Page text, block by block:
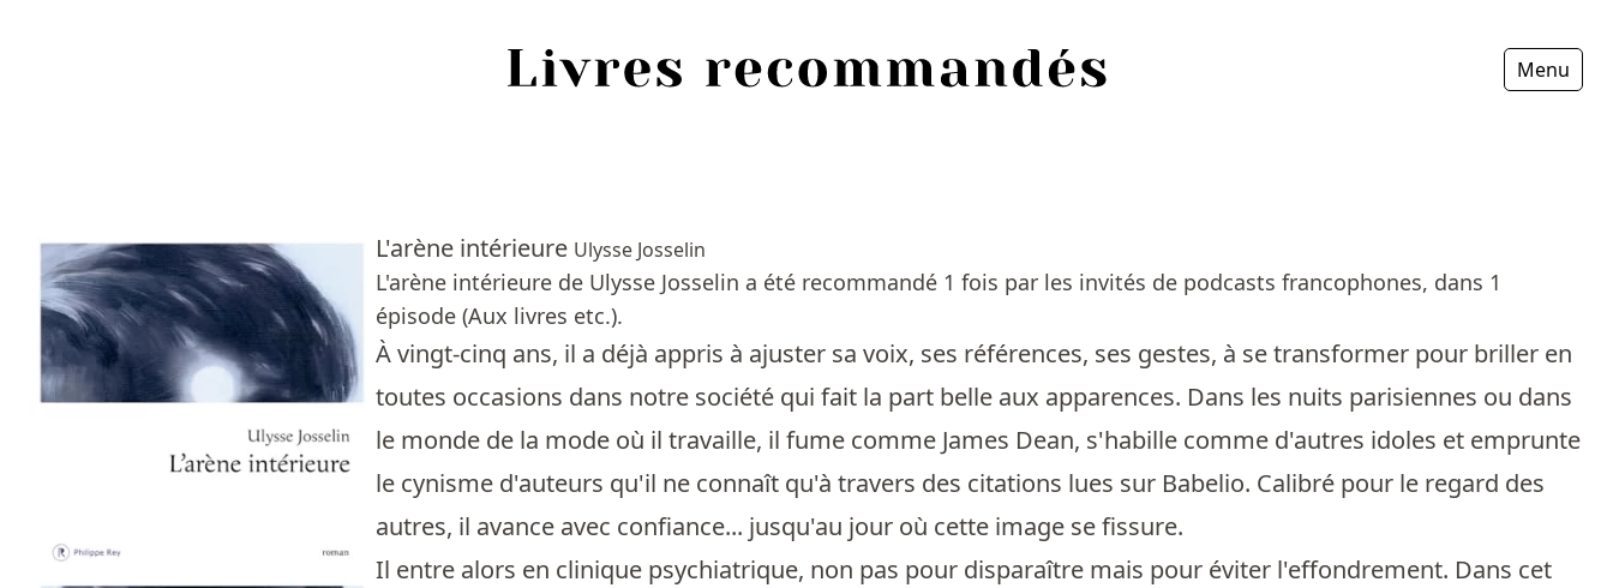
Menu
L'arène intérieure Ulysse Josselin
L'arène intérieure de Ulysse Josselin a été recommandé 1 fois par les invités de podcasts francophones, dans 1
épisode (Aux livres etc.).
À vingt-cinq ans, il a déjà appris à ajuster sa voix, ses références, ses gestes, à se transformer pour briller en
toutes occasions dans notre société qui fait la part belle aux apparences. Dans les nuits parisiennes ou dans
le monde de la mode où il travaille, il fume comme James Dean, s'habille comme d'autres idoles et emprunte
le cynisme d'auteurs qu'il ne connaît qu'à travers des citations lues sur Babelio. Calibré pour le regard des
autres, il avance avec confiance... jusqu'au jour où cette image se fissure.
Il entre alors en clinique psychiatrique, non pas pour disparaître mais pour éviter l'effondrement. Dans cet
Sources
Personnes
Livres
Livres les plus recommandés